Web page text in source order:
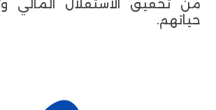
من تحقيق الاستقلال المالي
حياتهم.